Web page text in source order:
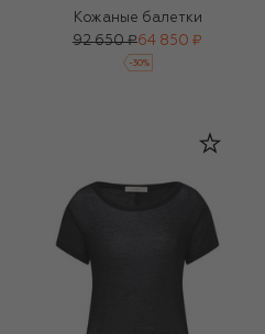
Кожаные балетки
92 650 ₽64 850 ₽
-30%